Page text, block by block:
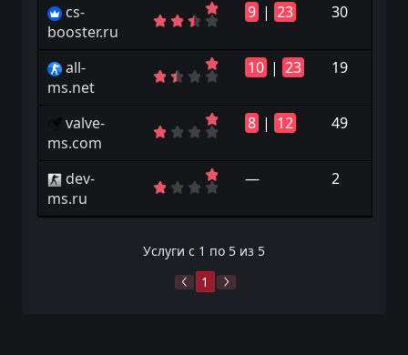
cs-
booster.ru
9 | 23 30
all-
ms.net
10 | 23 19
valve-
ms.com
8 | 12 49
dev-
ms.ru
— 2
Услуги с 1 по 5 из 5
1